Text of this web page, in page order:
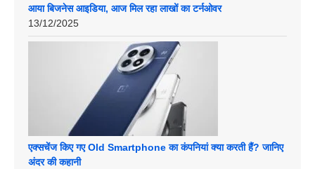
आया बिजनेस आइडिया, आज मिल रहा लाखों का टर्नओवर
13/12/2025
एक्सचेंज किए गए Old Smartphone का कंपनियां क्या करती हैं? जानिए
अंदर की कहानी